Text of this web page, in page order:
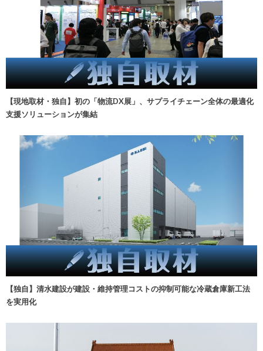
【現地取材・独自】初の「物流DX展」、サプライチェーン全体の最適化
支援ソリューションが集結
【独自】清水建設が建設・維持管理コストの抑制可能な冷蔵倉庫新工法
を実用化